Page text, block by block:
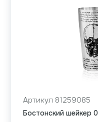
Артикул 81259085
Бостонский шейкер